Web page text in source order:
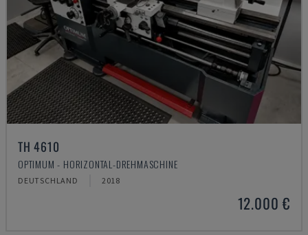
TH 4610
OPTIMUM - HORIZONTAL-DREHMASCHINE
DEUTSCHLAND 2018
12.000 €